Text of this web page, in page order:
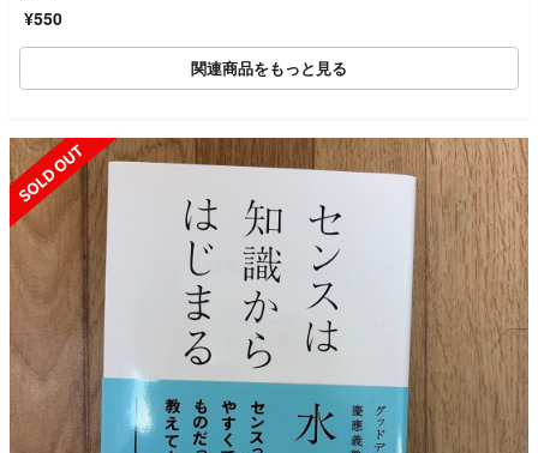
¥550
関連商品をもっと見る
SOLD OUT